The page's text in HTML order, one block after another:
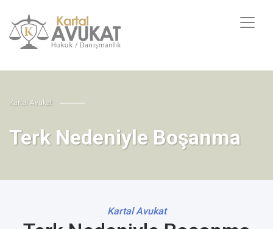
Kartal Avukat
Terk Nedeniyle Boşanma
Kartal Avukat